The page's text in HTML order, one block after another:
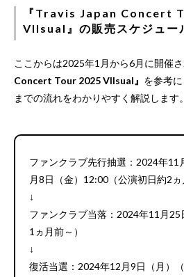
『Travis Japan Concert
VIIsual』の販売スケジュー
ここからは2025年1月から6月に開催
Concert Tour 2025 VIIsual』 を参考
までの流れをわかりやすく解説します。
ファンクラブ先行抽選：2024年11
月8日（金）12:00（公演初日約2ヵ
↓
ファンクラブ当落：2024年11月
1ヵ月前～）
↓
復活当選：2024年12月9日（月）